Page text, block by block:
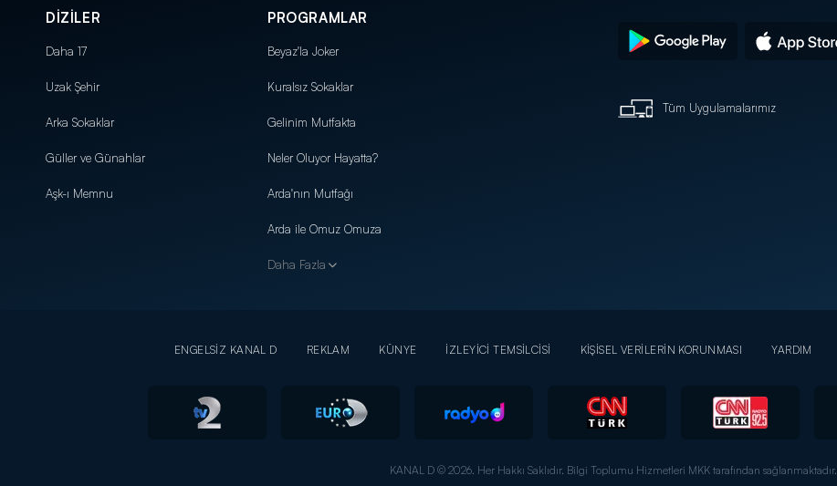
DİZİLER
Daha 17
Uzak Şehir
Arka Sokaklar
Güller ve Günahlar
Aşk-ı Memnu
PROGRAMLAR
Beyaz'la Joker
Kuralsız Sokaklar
Gelinim Mutfakta
Neler Oluyor Hayatta?
Arda'nın Mutfağı
Arda ile Omuz Omuza
Daha Fazla
Tüm Uygulamalarımız
ENGELSİZ KANAL D REKLAM KÜNYE İZLEYİCİ TEMSİLCİSİ KİŞİSEL VERİLERİN KORUNMASI YARDIM
KANAL D © 2026. Her Hakkı Saklıdır. Bilgi Toplumu Hizmetleri MKK tarafından sağlanmaktadır.